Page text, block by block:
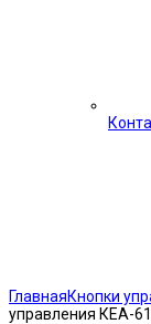
ГлавнаяКнопки
управления КЕА-